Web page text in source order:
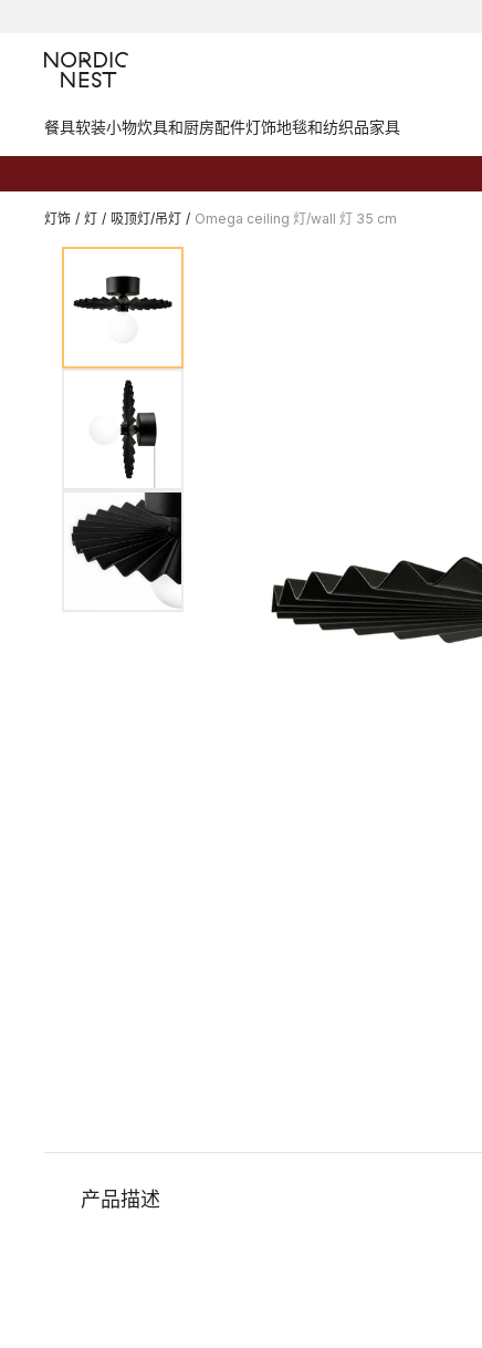
餐具软装小物炊具和厨房配件灯饰地毯和纺织品家具
灯饰 / 灯 / 吸顶灯/吊灯 / Omega ceiling 灯/wall 灯 35 cm
产品描述